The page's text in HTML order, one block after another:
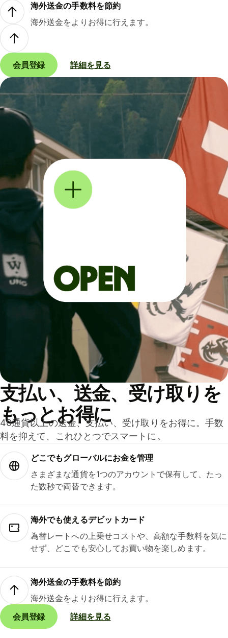
海外送金の手数料を節約
海外送金をよりお得に行えます。
会員登録 詳細を見る
支払い、送金、受け取りを
もっとお得に
40通貨以上の送金、支払い、受け取りをお得に。手数
料を抑えて、これひとつでスマートに。
どこでもグ⁠ロ⁠ー⁠バ⁠ルにお金を管理
さまざまな通貨を1つのアカウントで保有して、たっ
た数秒で両替できます。
海外でも使えるデビットカード
為替レートへの上乗せコストや、高額な手数料を気に
せず、どこでも安心してお買い物を楽しめます。
海外送金の手数料を節約
海外送金をよりお得に行えます。
会員登録
詳細を見る